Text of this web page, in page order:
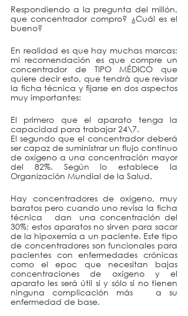
Respondiendo a la pregunta del millón,
que concentrador compro? ¿Cuál es el
bueno?
En realidad es que hay muchas marcas;
mi recomendación es que compre un
concentrador de TIPO MÉDICO que
quiere decir esto, que tendrá que revisar
la ficha técnica y fijarse en dos aspectos
muy importantes:
El primero que el aparato tenga la
capacidad para trabajar 24\7.
El segundo que el concentrador deberá
ser capaz de suministrar un flujo continuo
de oxígeno a una concentración mayor
del 82%. Según lo establece la
Organización Mundial de la Salud.
Hay concentradores de oxígeno, muy
baratos pero cuando uno revisa la ficha
técnica   dan  una concentración del
30%; estos aparatos no sirven para sacar
de la hipoxemia a un paciente. Este tipo
de concentradores son funcionales para
pacientes con enfermedades crónicas
como el epoc que necesitan bajas
concentraciones de oxígeno y el
aparato les será útil si y sólo si no tienen
ninguna complicación más   a su
enfermedad de base.